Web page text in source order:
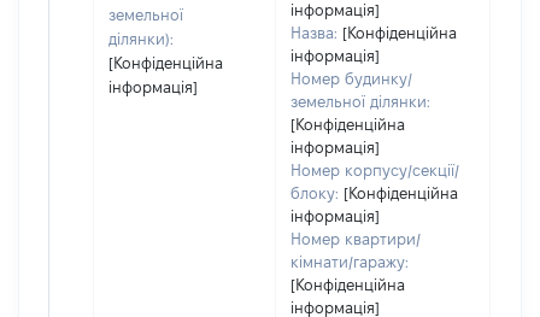
земельної
ділянки):
[Конфіденційна
інформація]
інформація]
Назва: [Конфіденційна
інформація]
Номер будинку/
земельної ділянки:
[Конфіденційна
інформація]
Номер корпусу/секції/
блоку: [Конфіденційна
інформація]
Номер квартири/
кімнати/гаражу:
[Конфіденційна
інформація]